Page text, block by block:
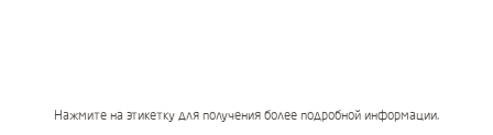
Нажмите на этикетку для получения более подробной информации.